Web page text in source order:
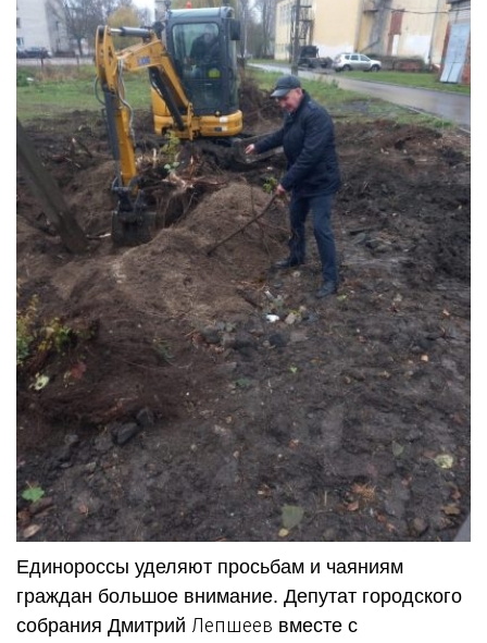
Единороссы уделяют просьбам и чаяниям
граждан большое внимание. Депутат городского
собрания Дмитрий Лепшеев вместе с